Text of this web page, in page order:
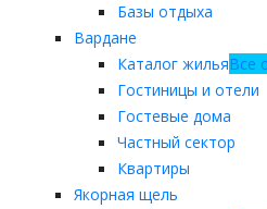
Базы отдыха
Вардане
Каталог жильяВсе
Гостиницы и отели
Гостевые дома
Частный сектор
Квартиры
Якорная щель